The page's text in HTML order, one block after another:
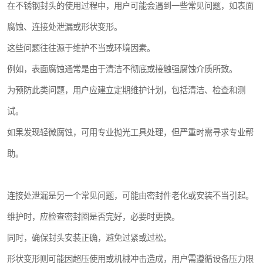
在不锈钢封头的使用过程中，用户可能会遇到一些常见问题，如表面
腐蚀、连接处泄漏或形状变形。
这些问题往往源于维护不当或环境因素。
例如，表面腐蚀通常是由于清洁不彻底或接触强腐蚀介质所致。
为预防此类问题，用户应建立定期维护计划，包括清洁、检查和测
试。
如果发现轻微腐蚀，可用专业抛光工具处理，但严重时需寻求专业帮
助。
连接处泄漏是另一个常见问题，可能由密封件老化或安装不当引起。
维护时，应检查密封圈是否完好，必要时更换。
同时，确保封头安装正确，避免过紧或过松。
形状变形则可能因超压使用或机械冲击造成，用户需遵循设备压力限